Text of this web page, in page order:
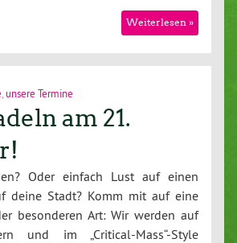
Weiterlesen »
unsere Termine
am 21.
Oder einfach Lust auf einen
deine Stadt? Komm mit auf eine
besonderen Art: Wir werden auf
und im „Critical-Mass“-Style